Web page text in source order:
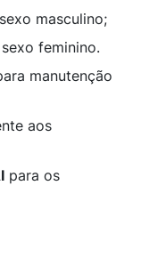
masculino;
feminino.
manutenção
aos
para os